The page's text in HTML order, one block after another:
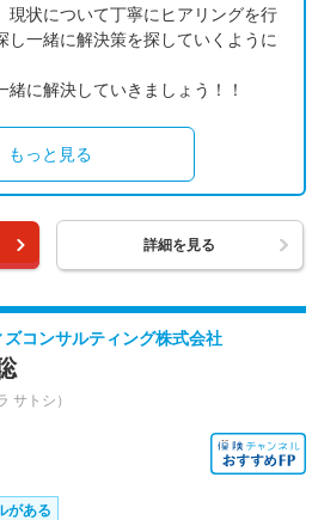
現状について丁寧にヒアリングを行
し一緒に解決策を探していくように
緒に解決していきましょう！！
もっと見る
詳細を見る
ズコンサルティング株式会社
サトシ）
がある